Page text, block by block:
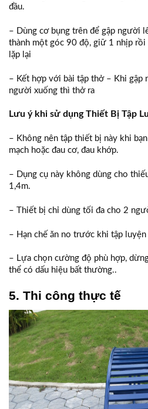
đầu.
– Dùng cơ bụng trên để gập người
thành một góc 90 độ, giữ 1 nhịp
lặp lại
– Kết hợp với bài tập thở – Khi gập
người xuống thì thở ra
Lưu ý khi sử dụng Thiết Bị Tập
– Không nên tập thiết bị này khi
mạch hoặc đau cơ, đau khớp.
– Dụng cụ này không dùng cho
1,4m.
– Thiết bị chỉ dùng tối đa cho 2
– Hạn chế ăn no trước khi tập luyện
– Lựa chọn cường độ phù hợp,
thể có dấu hiệu bất thường..
5. Thi công thực tế